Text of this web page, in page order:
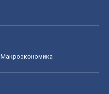
Mакроэкономика